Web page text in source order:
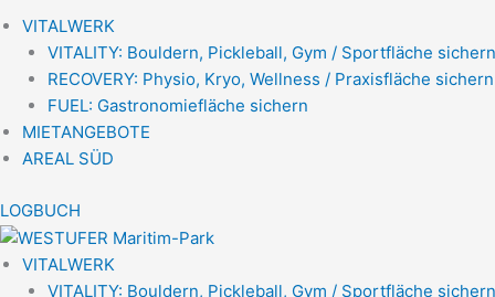
VITALWERK
VITALITY: Bouldern, Pickleball, Gym / Sportfläche sichern
RECOVERY: Physio, Kryo, Wellness / Praxisfläche sichern
FUEL: Gastronomiefläche sichern
MIETANGEBOTE
AREAL SÜD
LOGBUCH
VITALWERK
VITALITY: Bouldern, Pickleball, Gym / Sportfläche